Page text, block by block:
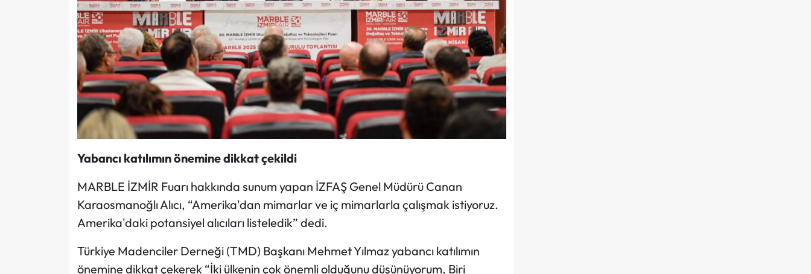
Yabancı katılımın önemine dikkat çekildi
MARBLE İZMİR Fuarı hakkında sunum yapan İZFAŞ Genel Müdürü Canan
Karaosmanoğlı Alıcı, “Amerika'dan mimarlar ve iç mimarlarla çalışmak istiyoruz.
Amerika'daki potansiyel alıcıları listeledik” dedi.
Türkiye Madenciler Derneği (TMD) Başkanı Mehmet Yılmaz yabancı katılımın
önemine dikkat çekerek “İki ülkenin çok önemli olduğunu düşünüyorum. Biri